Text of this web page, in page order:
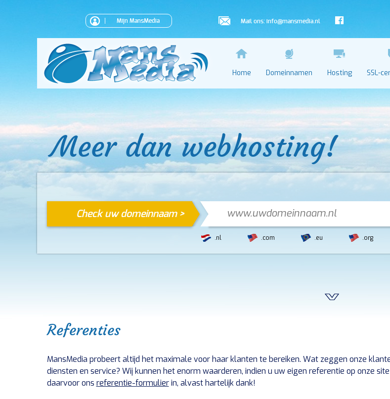
Mijn MansMedia Mail ons: info@mansmedia.nl
Home Domeinnamen Hosting SSL-
Meer dan webhosting!
Check uw domeinnaam >
.nl .com .eu .org
Referenties
MansMedia probeert altijd het maximale voor haar klanten te bereiken. Wat zeggen onze
diensten en service? Wij kunnen het enorm waarderen, indien u uw eigen referentie op onze
daarvoor ons referentie-formulierin, alvast hartelijk dank!